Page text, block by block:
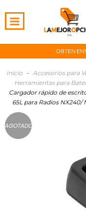
OBTEN
Inicio - Accesorios para
Herramientas para
Cargador rápido de
65L para Radios NX240/
AGOTADO